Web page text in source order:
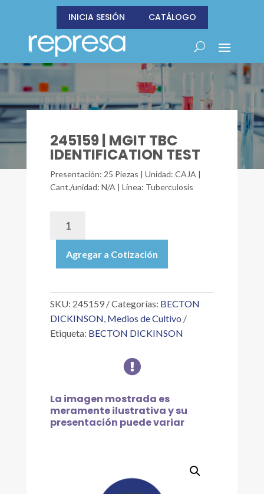
INICIA SESIÓN CATÁLOGO
245159 | MGIT TBC
IDENTIFICATION TEST
Presentación: 25 Piezas | Unidad: CAJA |
Cant./unidad: N/A | Línea: Tuberculosis
TBC
IDENTIFICATION
cantidad
Agregar a Cotización
SKU: 245159 Categorías: BECTON
DICKINSON, Medios de Cultivo
Etiqueta: BECTON DICKINSON

La imagen mostrada es
meramente ilustrativa y su
presentación puede variar